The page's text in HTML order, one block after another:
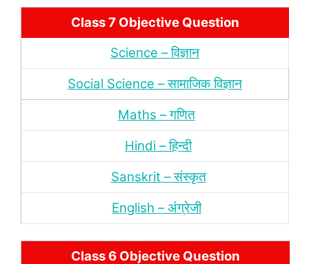
Class 7 Objective Question
Science – विज्ञान
Social Science – सामाजिक विज्ञान
Maths – गणित
Hindi – हिन्‍दी
Sanskrit – संस्‍कृत
English – अंंग्रेजी
Class 6 Objective Question